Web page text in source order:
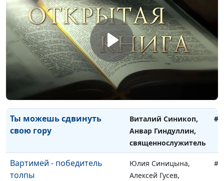
священнослужитель
Доверьте Богу ваше
будущее
Виталий Синикоп,
Анвар Гиндуллин,
священнослужитель
Благословения Исаака
Виталий Синикоп,
Анвар Гиндуллин,
священнослужитель
Ты можешь сдвинуть
свою гору
Виталий Синикоп,
Анвар Гиндуллин,
священнослужитель
Вартимей - победитель
толпы
Юлия Синицына,
Алексей Гусев,